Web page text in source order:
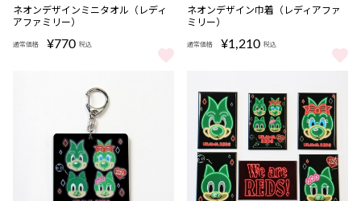
ネオンデザインミニタオル（レディ
アファミリー）
通常価格 ¥770 税込
ネオンデザインミニタオル（レディアファミリー） をもっと見る
ネオンデザイン巾着（レディアファ
ミリー）
通常価格 ¥1,210 税込
ネオンデザイン巾着（レディア